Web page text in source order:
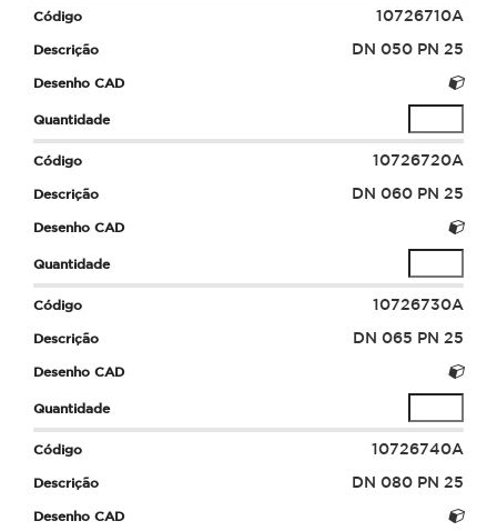
10726710A
DN 050 PN 25
10726720A
DN 060 PN 25
10726730A
DN 065 PN 25
10726740A
DN 080 PN 25